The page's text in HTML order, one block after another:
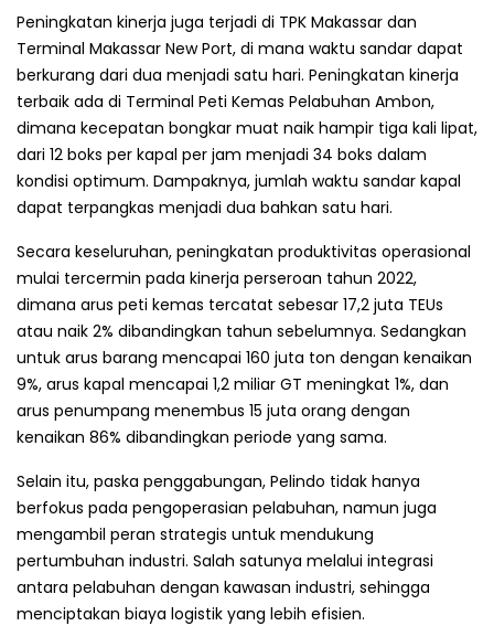
Peningkatan kinerja juga terjadi di TPK Makassar dan
Terminal Makassar New Port, di mana waktu sandar dapat
berkurang dari dua menjadi satu hari. Peningkatan kinerja
terbaik ada di Terminal Peti Kemas Pelabuhan Ambon,
dimana kecepatan bongkar muat naik hampir tiga kali lipat,
dari 12 boks per kapal per jam menjadi 34 boks dalam
kondisi optimum. Dampaknya, jumlah waktu sandar kapal
dapat terpangkas menjadi dua bahkan satu hari.
Secara keseluruhan, peningkatan produktivitas operasional
mulai tercermin pada kinerja perseroan tahun 2022,
dimana arus peti kemas tercatat sebesar 17,2 juta TEUs
atau naik 2% dibandingkan tahun sebelumnya. Sedangkan
untuk arus barang mencapai 160 juta ton dengan kenaikan
9%, arus kapal mencapai 1,2 miliar GT meningkat 1%, dan
arus penumpang menembus 15 juta orang dengan
kenaikan 86% dibandingkan periode yang sama.
Selain itu, paska penggabungan, Pelindo tidak hanya
berfokus pada pengoperasian pelabuhan, namun juga
mengambil peran strategis untuk mendukung
pertumbuhan industri. Salah satunya melalui integrasi
antara pelabuhan dengan kawasan industri, sehingga
menciptakan biaya logistik yang lebih efisien.